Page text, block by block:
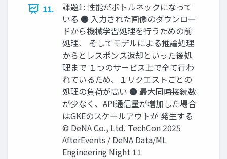
11.
課題1: 性能がボトルネックになって
いる ● 入力された画像のダウンロー
ドから機械学習処理を行うための前
処理、 そしてモデルによる推論処理
からとレスポンス返却といった後処
理まで １つのサービス上で全て行わ
れているため、１リクエストごとの
処理の負荷が高い ● 最大同時接続数
が少なく、API通信量が増加した場合
はGKEのスケールアウトが 発生する
© DeNA Co., Ltd. TechCon 2025
AfterEvents / DeNA Data/ML
Engineering Night 11